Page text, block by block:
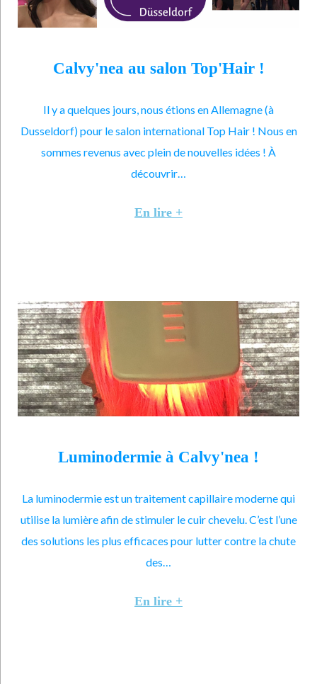
Calvy'nea au salon Top'Hair !
Il y a quelques jours, nous étions en Allemagne (à
Dusseldorf) pour le salon international Top Hair ! Nous en
sommes revenus avec plein de nouvelles idées ! À
découvrir…
En lire +
Luminodermie à Calvy'nea !
La luminodermie est un traitement capillaire moderne qui
utilise la lumière afin de stimuler le cuir chevelu. C’est l’une
des solutions les plus efficaces pour lutter contre la chute
des…
En lire +